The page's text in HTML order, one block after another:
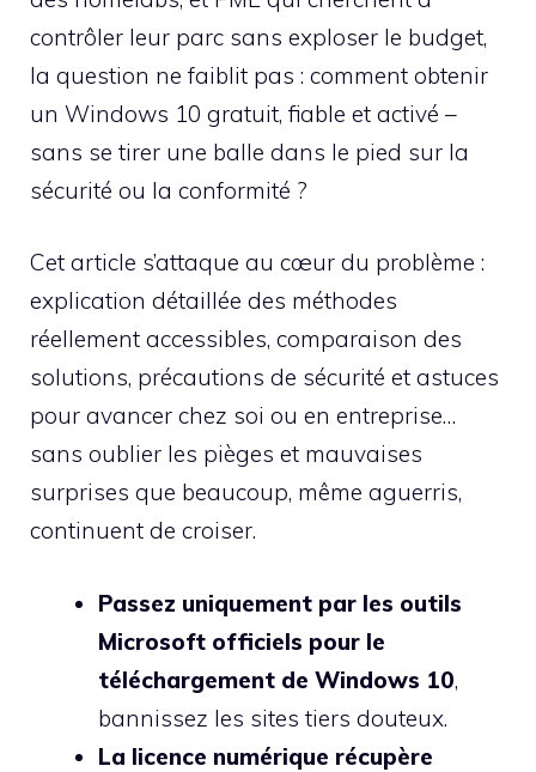
contrôler leur parc sans exploser le budget,
la question ne faiblit pas : comment obtenir
un Windows 10 gratuit, fiable et activé –
sans se tirer une balle dans le pied sur la
sécurité ou la conformité ?
Cet article s’attaque au cœur du problème :
explication détaillée des méthodes
réellement accessibles, comparaison des
solutions, précautions de sécurité et astuces
pour avancer chez soi ou en entreprise…
sans oublier les pièges et mauvaises
surprises que beaucoup, même aguerris,
continuent de croiser.
Passez uniquement par les outils
Microsoft officiels pour le
téléchargement de Windows 10,
bannissez les sites tiers douteux.
La licence numérique récupère